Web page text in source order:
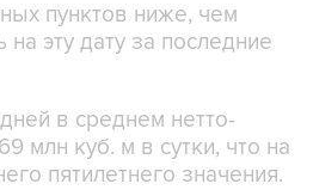
пунктов ниже, чем
на эту дату за последние
в среднем нетто-
млн куб. м в сутки, что на
пятилетнего значения.